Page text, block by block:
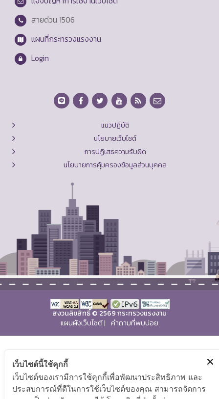
สายด่วน 1506
แผนที่กระทรวงแรงงาน
Login
แนวปฏิบัติ
นโยบายเว็บไซต์
การปฏิเสธความรับผิด
นโยบายการคุ้มครองข้อมูลส่วนบุคคล
สงวนลิขสิทธิ์ © 2569 กระทรวงแรงงาน
แผนผังเว็บไซต์| คำถามที่พบบ่อย
เว็บไซต์นี้ใช้คุกกี้
เว็บไซต์ของเรามีการใช้คุกกี้เพื่อพัฒนาประสิทธิภาพ และ
ประสบการณ์ที่ดีในการใช้เว็บไซต์ของคุณ สามารถจัดการ